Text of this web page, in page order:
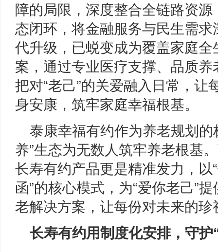
障的局限，深度整合全链路资源
态闭环，将金融服务与民生需
代升级，已蜕变成为覆盖家庭
案，通过专业医疗支撑、品质
把对“老己”的关爱融入日常，让
身安康，筑牢家庭幸福根基。
泰康幸福有约作为养老规划的
养”生态为无数人筑牢养老根基
长寿有约产品更是精准发力，以
函”的核心模式，为“爱你老己”
老解决方案，让每份对未来的珍
长寿有约用制度化安排，守